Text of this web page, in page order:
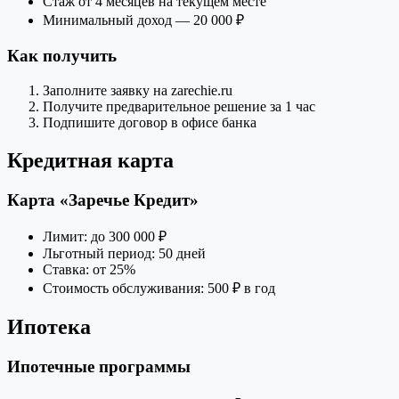
Минимальный доход — 20 000 ₽
Как получить
Заполните заявку на zarechie.ru
Получите предварительное решение за 1 час
Подпишите договор в офисе банка
Кредитная карта
Карта «Заречье Кредит»
Лимит: до 300 000 ₽
Льготный период: 50 дней
Ставка: от 25%
Стоимость обслуживания: 500 ₽ в год
Ипотека
Ипотечные программы